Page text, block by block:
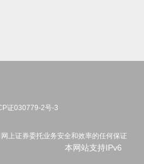
证030779-2号-3
上证券委托业务安全和效率的任何保证
本网站支持IPv6